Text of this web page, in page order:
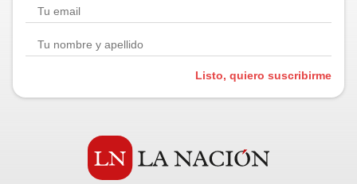
Listo, quiero suscribirme